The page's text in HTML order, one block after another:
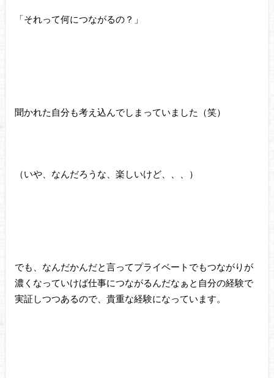
「それって何につながるの？」
聞かれた自分も考え込んでしまっていました（笑）
（いや、なんだろうな、楽しいけど、、、）
でも、なんだかんだと言ってプライベートでもつながりが
濃くなっていけば仕事につながるんだなぁと自分の経験で
実証しつつあるので、貴重な経験になっています。